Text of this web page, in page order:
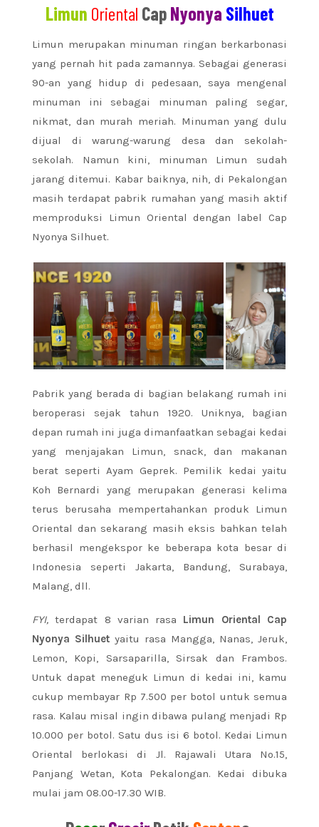
Limun Oriental CapNyonya Silhuet
Limun merupakan minuman ringan berkarbonasi
yang pernah hit pada zamannya. Sebagai generasi
90-an yang hidup di pedesaan, saya mengenal
minuman ini sebagai minuman paling segar,
nikmat, dan murah meriah. Minuman yang dulu
dijual di warung-warung desa dan sekolah-
sekolah. Namun kini, minuman Limun sudah
jarang ditemui. Kabar baiknya, nih, di Pekalongan
masih terdapat pabrik rumahan yang masih aktif
memproduksi Limun Oriental dengan label Cap
Nyonya Silhuet.
Pabrik yang berada di bagian belakang rumah ini
beroperasi sejak tahun 1920. Uniknya, bagian
depan rumah ini juga dimanfaatkan sebagai kedai
yang menjajakan Limun, snack, dan makanan
berat seperti Ayam Geprek. Pemilik kedai yaitu
Koh Bernardi yang merupakan generasi kelima
terus berusaha mempertahankan produk Limun
Oriental dan sekarang masih eksis bahkan telah
berhasil mengekspor ke beberapa kota besar di
Indonesia seperti Jakarta, Bandung, Surabaya,
Malang, dll.
FYI,terdapat 8 varian rasa Limun Oriental Cap
Nyonya Silhuet yaitu rasa Mangga, Nanas, Jeruk,
Lemon, Kopi, Sarsaparilla, Sirsak dan Frambos.
Untuk dapat meneguk Limun di kedai ini, kamu
cukup membayar Rp 7.500 per botol untuk semua
rasa. Kalau misal ingin dibawa pulang menjadi Rp
10.000 per botol. Satu dus isi 6 botol. Kedai Limun
Oriental berlokasi di Jl. Rajawali Utara No.15,
Panjang Wetan, Kota Pekalongan. Kedai dibuka
mulai jam 08.00-17.30 WIB.